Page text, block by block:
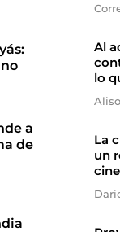
a
de
Al
lo
La
un
cine